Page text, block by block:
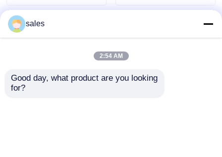
Płyta z tworzywa
sztucznego
trudnopalna
sales
2:54 AM
Good day, what product are you looking
for?